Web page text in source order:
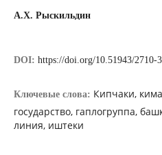
А.Х. Рыскильдин
DOI: https://doi.org/10.51943/2710-
Ключевые слова: Кипчаки,
государство, гаплогруппа,
линия, иштеки